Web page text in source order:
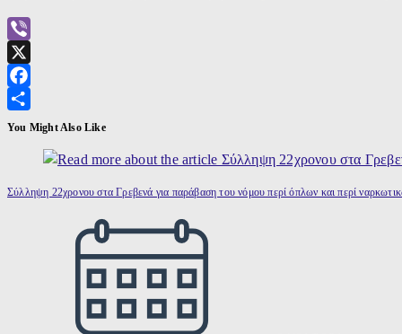
Viber
X
Facebook
Μοιραστείτε
You Might Also Like
Σύλληψη 22χρονου στα Γρεβενά για παράβαση του νόμου περί όπλων και περί